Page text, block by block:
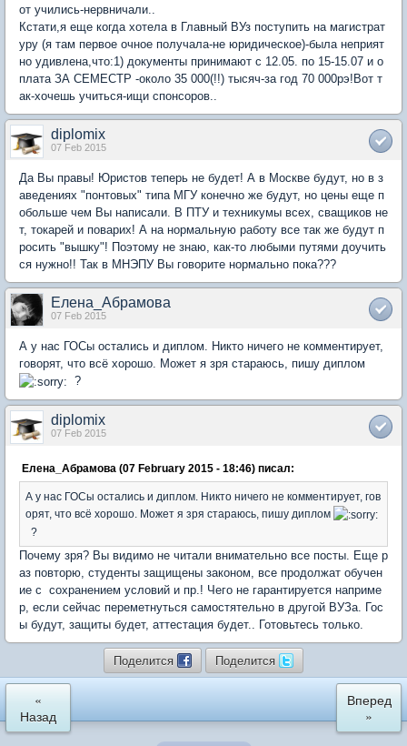
от учились-нервничали..
Кстати,я еще когда хотела в Главный ВУз поступить на магистрат
уру (я там первое очное получала-не юридическое)-была неприят
но удивлена,что:1) документы принимают с 12.05. по 15-15.07 и о
плата ЗА СЕМЕСТР -около 35 000(!!) тысяч-за год 70 000рэ!Вот т
ак-хочешь учиться-ищи спонсоров..
diplomix
07 Feb 2015
Да Вы правы! Юристов теперь не будет! А в Москве будут, но в з
аведениях "понтовых" типа МГУ конечно же будут, но цены еще п
обольше чем Вы написали. В ПТУ и техникумы всех, сващиков не
т, токарей и поварих! А на нормальную работу все так же будут п
росить "вышку"! Поэтому не знаю, как-то любыми путями доучить
ся нужно!! Так в МНЭПУ Вы говорите нормально пока???
Елена_Абрамова
07 Feb 2015
А у нас ГОСы остались и диплом. Никто ничего не комментирует,
говорят, что всё хорошо. Может я зря стараюсь, пишу диплом
?
diplomix
07 Feb 2015
Елена_Абрамова (07 February 2015 - 18:46) писал:
А у нас ГОСы остались и диплом. Никто ничего не комментирует, гов
орят, что всё хорошо. Может я зря стараюсь, пишу диплом
?
Почему зря? Вы видимо не читали внимательно все посты. Еще р
аз повторю, студенты защищены законом, все продолжат обучен
ие с сохранением условий и пр.! Чего не гарантируется наприме
р, если сейчас переметнуться самостятельно в другой ВУЗа. Гос
ы будут, защиты будет, аттестация будет.. Готовьтесь только.
Поделится Поделится
«
Назад
Вперед
»